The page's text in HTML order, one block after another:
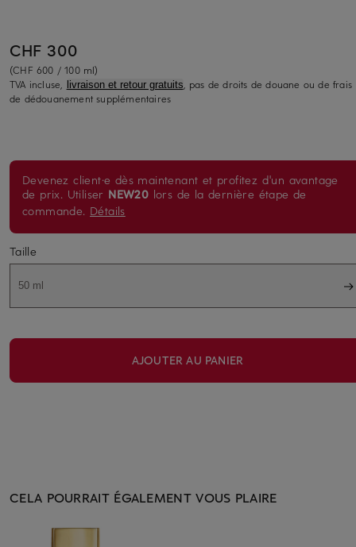
CHF 300
(CHF 600 / 100 ml)
TVA incluse,
livraison et retour gratuits , pas de droits de douane ou de frais
de dédouanement supplémentaires
Devenez client·e dès maintenant et profitez d'un avantage
de prix. Utiliser NEW20 lors de la dernière étape de
commande. Détails
Taille
50 ml
AJOUTER AU PANIER
CELA POURRAIT ÉGALEMENT VOUS PLAIRE